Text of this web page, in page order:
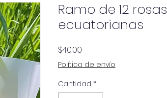
Ramo de 12 rosas
ecuatorianas
$40.00
Política de envío
Cantidad *